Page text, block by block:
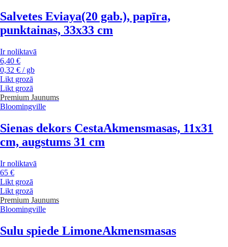
Salvetes Eviaya(20 gab.), papīra,
punktainas, 33x33 cm
Ir noliktavā
6,40 €
0,32 € / gb
Likt grozā
Likt grozā
Premium Jaunums
Bloomingville
Sienas dekors CestaAkmensmasas, 11x31
cm, augstums 31 cm
Ir noliktavā
65 €
Likt grozā
Likt grozā
Premium Jaunums
Bloomingville
Sulu spiede LimoneAkmensmasas